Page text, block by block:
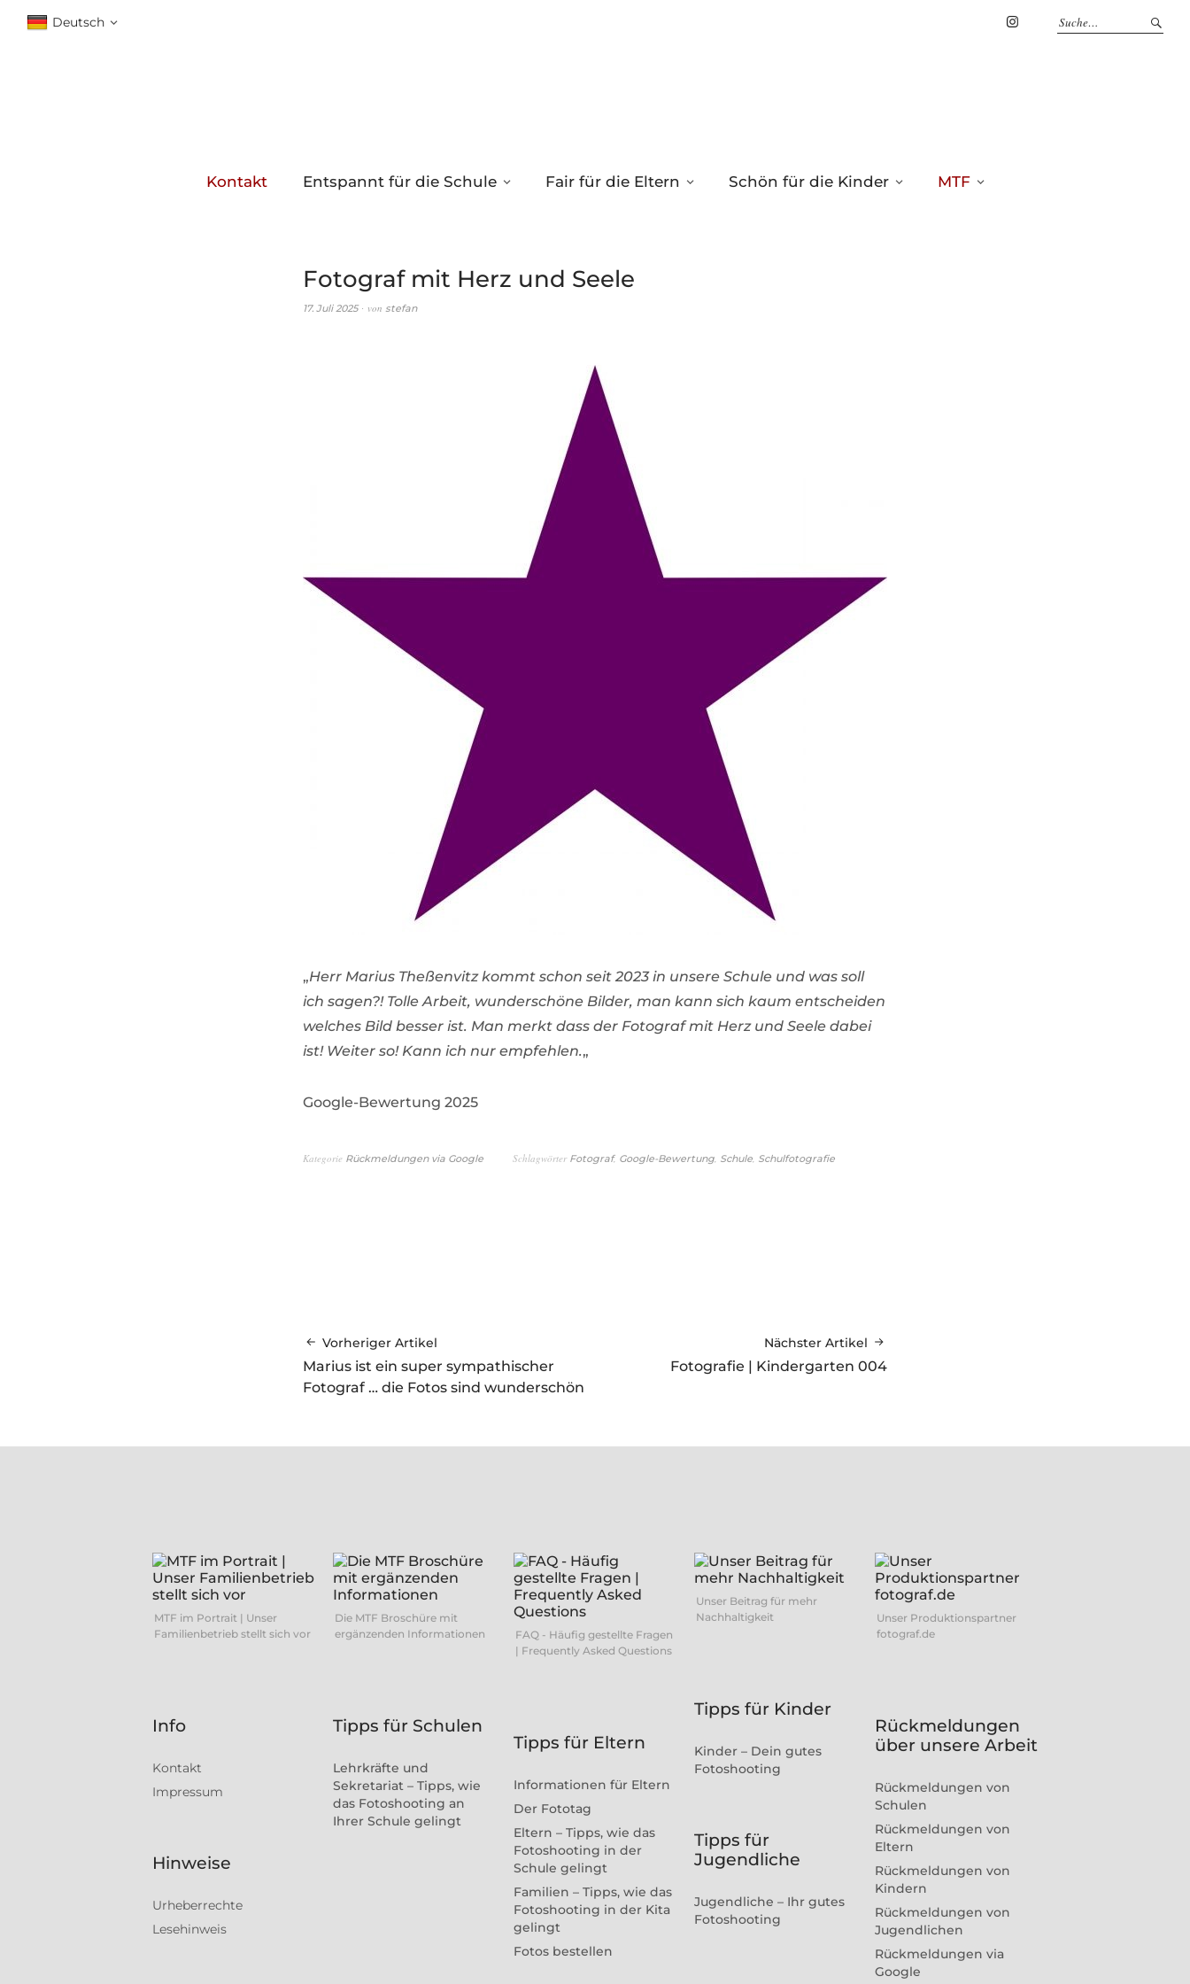
Deutsch
Kontakt Entspannt für die Schule Fair für die Eltern Schön für die Kinder MTF
Fotograf mit Herz und Seele
17. Juli 2025 von stefan
„Herr Marius Theßenvitz kommt schon seit 2023 in unsere Schule und was soll
ich sagen?! Tolle Arbeit, wunderschöne Bilder, man kann sich kaum entscheiden
welches Bild besser ist. Man merkt dass der Fotograf mit Herz und Seele dabei
ist! Weiter so! Kann ich nur empfehlen.„
Google-Bewertung 2025
Kategorie Rückmeldungen via Google Schlagwörter Fotograf, Google-Bewertung, Schule, Schulfotografie
Vorheriger Artikel
Marius ist ein super sympathischer
Fotograf … die Fotos sind wunderschön
Nächster Artikel
Fotografie | Kindergarten 004
MTF im Portrait | Unser
Familienbetrieb stellt sich vor
Info
Kontakt
Impressum
Hinweise
Urheberrechte
Lesehinweis
Die MTF Broschüre mit
ergänzenden Informationen
Tipps für Schulen
Lehrkräfte und
Sekretariat – Tipps, wie
das Fotoshooting an
Ihrer Schule gelingt
FAQ - Häufig gestellte Fragen
| Frequently Asked Questions
Tipps für Eltern
Informationen für Eltern
Der Fototag
Eltern – Tipps, wie das
Fotoshooting in der
Schule gelingt
Familien – Tipps, wie das
Fotoshooting in der Kita
gelingt
Fotos bestellen
Unser Beitrag für mehr
Nachhaltigkeit
Tipps für Kinder
Kinder – Dein gutes
Fotoshooting
Tipps für
Jugendliche
Jugendliche – Ihr gutes
Fotoshooting
Unser Produktionspartner
fotograf.de
Rückmeldungen
über unsere Arbeit
Rückmeldungen von
Schulen
Rückmeldungen von
Eltern
Rückmeldungen von
Kindern
Rückmeldungen von
Jugendlichen
Rückmeldungen via
Google